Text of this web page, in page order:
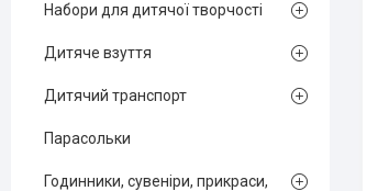
Набори для дитячої творчості
Дитяче взуття
Дитячий транспорт
Парасольки
Годинники, сувеніри, прикраси,